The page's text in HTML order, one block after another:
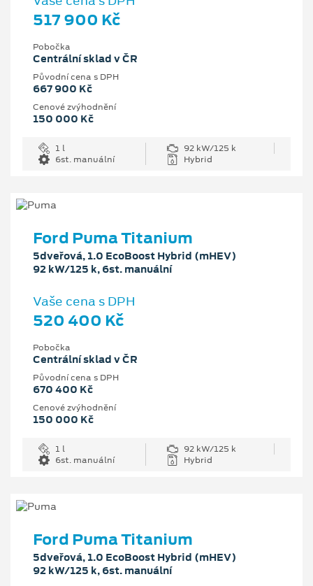
517 900 Kč
Pobočka
Centrální sklad v ČR
Původní cena s DPH
667 900 Kč
Cenové zvýhodnění
150 000 Kč
1 l
92 kW/125 k
6st. manuální
Hybrid
Ford Puma Titanium
5dveřová, 1.0 EcoBoost Hybrid (mHEV)
92 kW/125 k, 6st. manuální
Vaše cena s DPH
520 400 Kč
Pobočka
Centrální sklad v ČR
Původní cena s DPH
670 400 Kč
Cenové zvýhodnění
150 000 Kč
1 l
92 kW/125 k
6st. manuální
Hybrid
Ford Puma Titanium
5dveřová, 1.0 EcoBoost Hybrid (mHEV)
92 kW/125 k, 6st. manuální